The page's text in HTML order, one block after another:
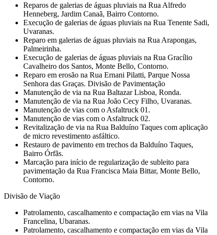
Reparos de galerias de águas pluviais na Rua Alfredo
Henneberg, Jardim Canaã, Bairro Contorno.
Execução de galerias de águas pluviais na Rua Tenente Sadi,
Uvaranas.
Reparo em galerias de águas pluviais na Rua Arapongas,
Palmeirinha.
Execução de galerias de águas pluviais na Rua Gracílio
Cavalheiro dos Santos, Monte Bello, Contorno.
Reparo em erosão na Rua Ernani Pilatti, Parque Nossa
Senhora das Graças. Divisão de Pavimentação
Manutenção de via na Rua Baltazar Lisboa, Ronda.
Manutenção de via na Rua João Cecy Filho, Uvaranas.
Manutenção de vias com o Asfaltruck 01.
Manutenção de vias com o Asfaltruck 02.
Revitalização de via na Rua Balduíno Taques com aplicação
de micro revestimento asfáltico.
Restauro de pavimento em trechos da Balduíno Taques,
Bairro Órfãs.
Marcação para início de regularização de subleito para
pavimentação da Rua Francisca Maia Bittar, Monte Bello,
Contorno.
Divisão de Viação
Patrolamento, cascalhamento e compactação em vias na Vila
Francelina, Ubaranas.
Patrolamento, cascalhamento e compactação em vias da Vila